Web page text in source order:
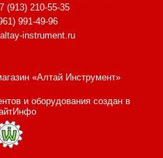
(913) 210-55-35
991-49-96
instrument.ru
«Алтай Инструмент»
и оборудованиясоздан в